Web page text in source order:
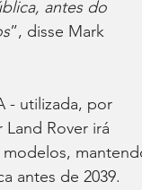
antes do
”, disse Mark
- utilizada, por
Rover irá
modelos,
antes de 2039.